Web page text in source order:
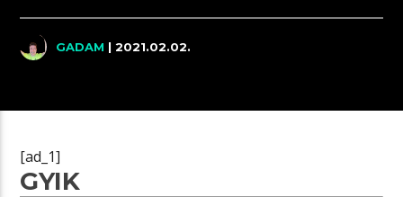
GADAM | 2021.02.02.
[ad_1]
GYIK